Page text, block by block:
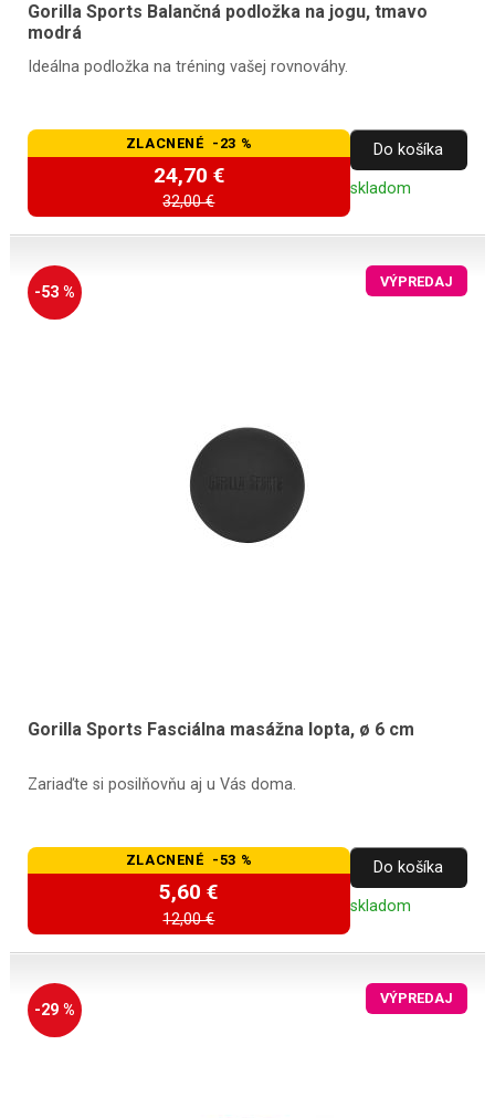
Gorilla Sports Balančná podložka na jogu, tmavo
modrá
Ideálna podložka na tréning vašej rovnováhy.
ZLACNENÉ -23 %
24,70 €
32,00 €
Do košíka
skladom
-53 %
VÝPREDAJ
Gorilla Sports Fasciálna masážna lopta, ø 6 cm
Zariaďte si posilňovňu aj u Vás doma.
ZLACNENÉ -53 %
5,60 €
12,00 €
Do košíka
skladom
-29 %
VÝPREDAJ